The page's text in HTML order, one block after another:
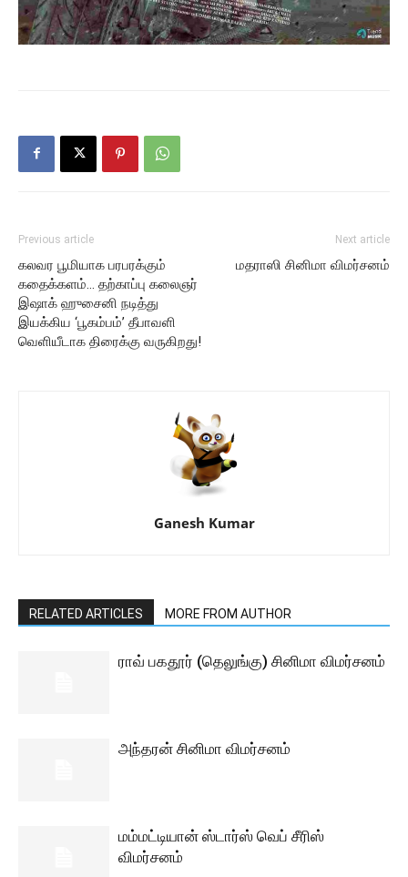
Previous article
கலவர பூமியாக பரபரக்கும்
கதைக்களம்… தற்காப்பு கலைஞர்
இஷாக் ஹுசைனி நடித்து
இயக்கிய ‘பூகம்பம்’ தீபாவளி
வெளியீடாக திரைக்கு வருகிறது!
Next article
மதராஸி சினிமா விமர்சனம்
Ganesh Kumar
RELATED ARTICLES MORE FROM AUTHOR
ராவ் பகதூர் (தெலுங்கு) சினிமா விமர்சனம்
அந்தரன் சினிமா விமர்சனம்
மம்மட்டியான் ஸ்டார்ஸ் வெப் சீரிஸ்
விமர்சனம்